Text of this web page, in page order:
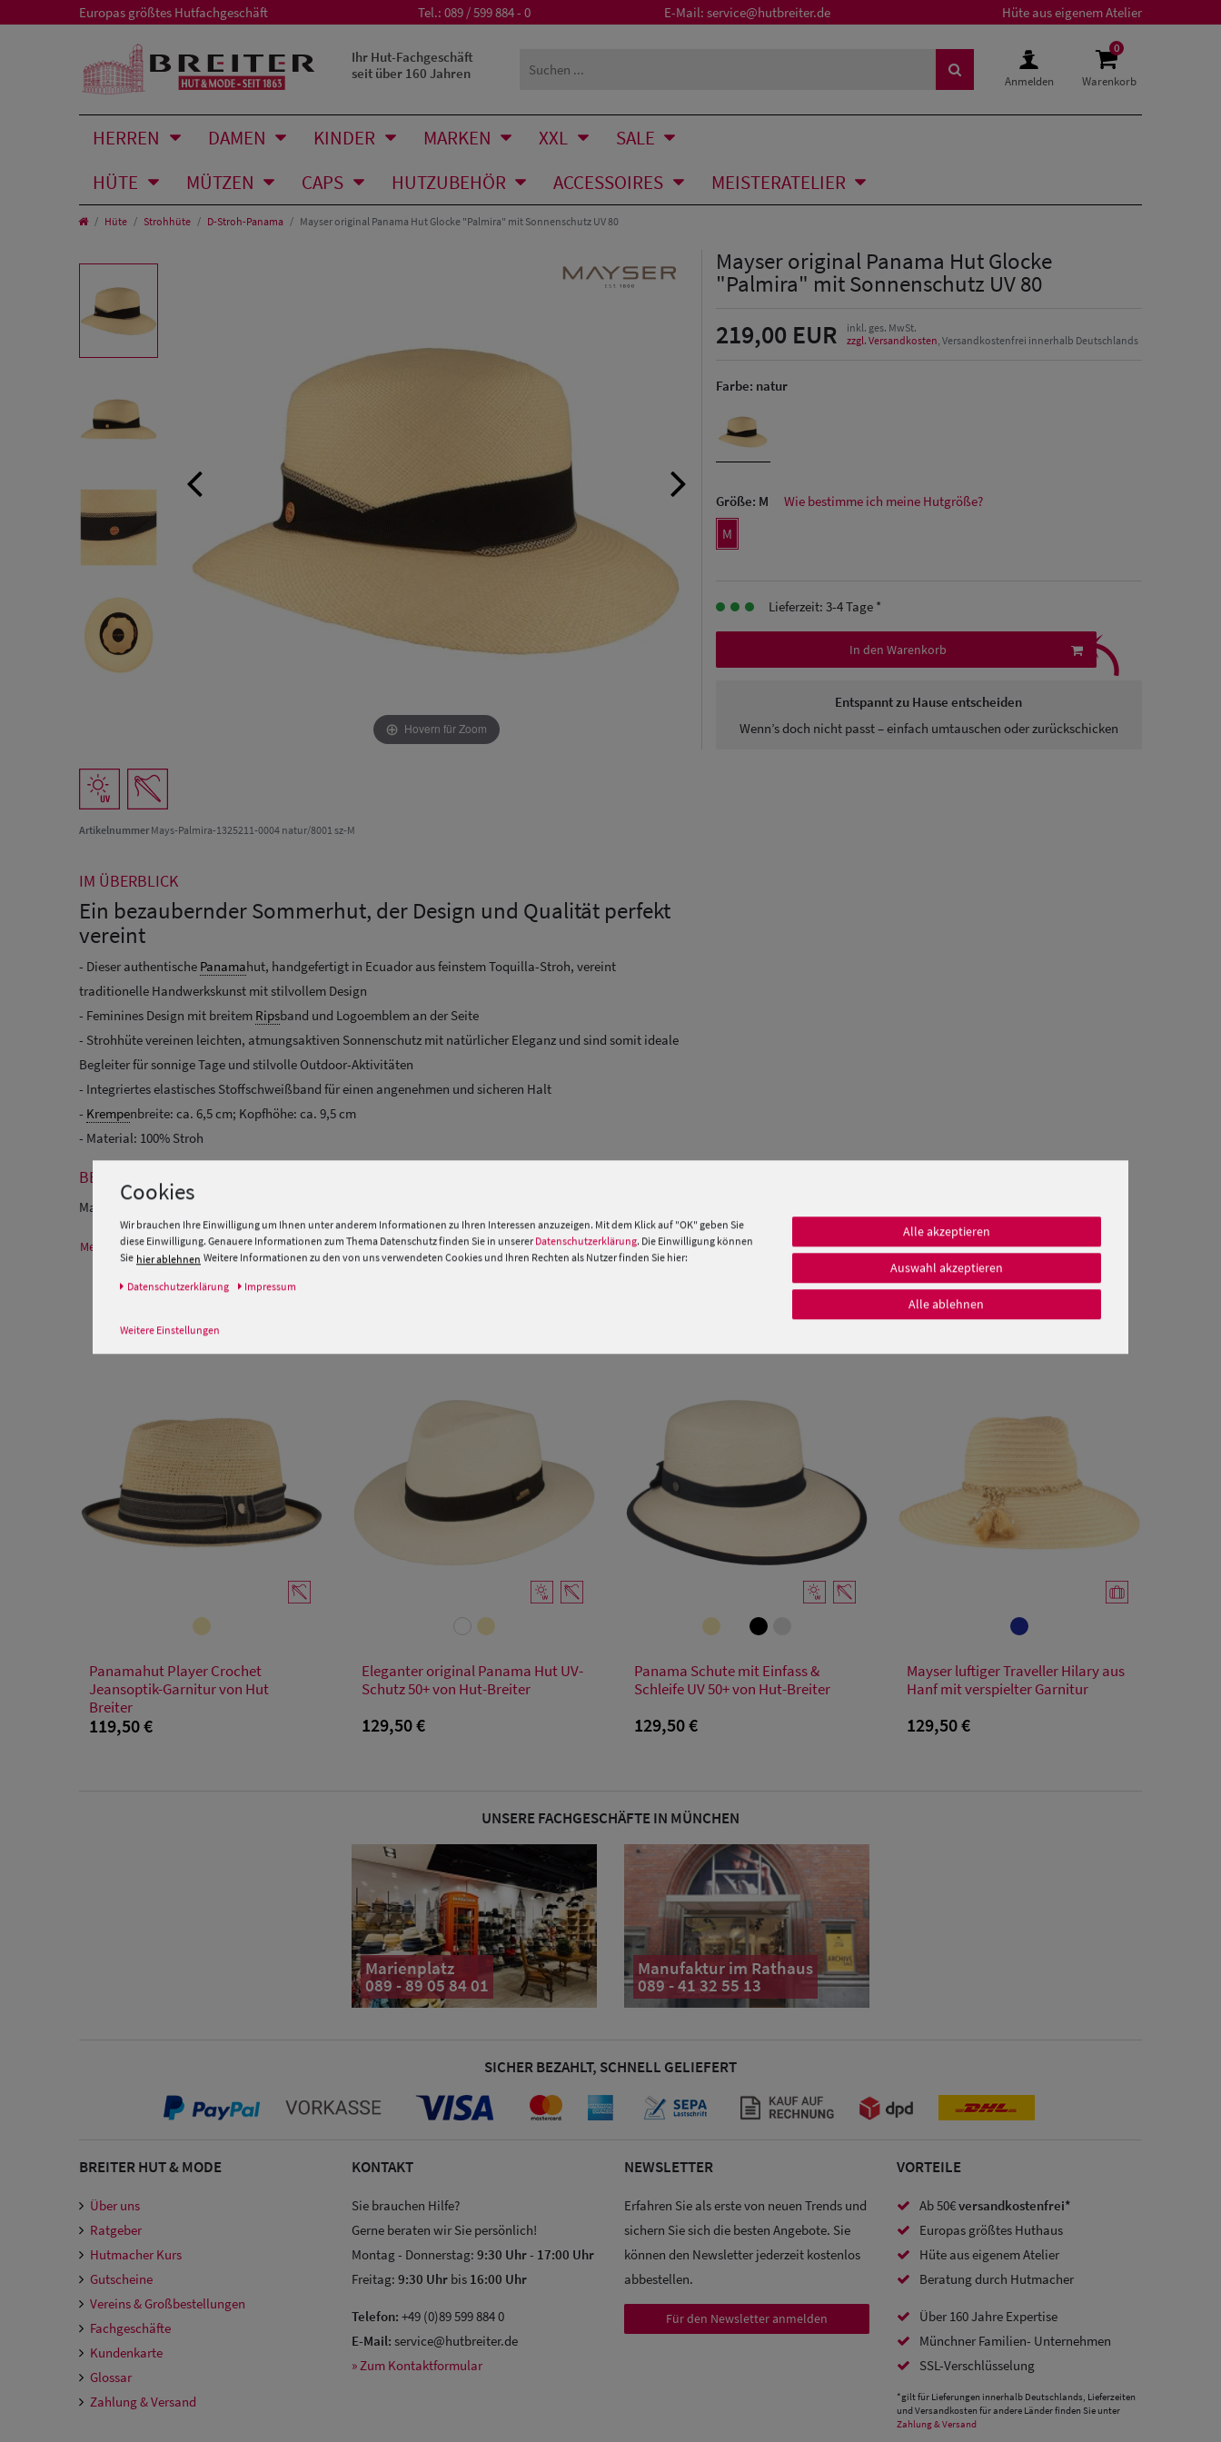
Europas größtes Hutfachgeschäft Tel.: 089 / 599 884 - 0 E-Mail: service@hutbreiter.de Hüte aus eigenem Atelier
Ihr Hut-Fachgeschäft
seit über 160 Jahren
Anmelden
0
Warenkorb
HERREN DAMEN KINDER MARKEN XXL
SALE
HÜTE
MÜTZEN CAPS HUTZUBEHÖR ACCESSOIRES MEISTERATELIER
Hüte Strohhüte D-Stroh-Panama Mayser original Panama Hut Glocke "Palmira" mit Sonnenschutz UV 80
Hovern für Zoom
ArtikelnummerMays-Palmira-1325211-0004 natur/8001 sz-M
Mayser original Panama Hut Glocke
"Palmira" mit Sonnenschutz UV 80
219,00 EUR
inkl. ges. MwSt.
zzgl. Versandkosten, Versandkostenfrei innerhalb Deutschlands
Farbe: natur
Größe: M
Wie bestimme ich meine Hutgröße?
M
Lieferzeit: 3-4 Tage *
In den Warenkorb
Entspannt zu Hause entscheiden
Wenn’s doch nicht passt – einfach umtauschen oder zurückschicken
⤹
IM ÜBERBLICK
Ein bezaubernder Sommerhut, der Design und Qualität perfekt
vereint
- Dieser authentische Panamahut, handgefertigt in Ecuador aus feinstem Toquilla-Stroh, vereint
traditionelle Handwerkskunst mit stilvollem Design
- Feminines Design mit breitem Ripsband und Logoemblem an der Seite
- Strohhüte vereinen leichten, atmungsaktiven Sonnenschutz mit natürlicher Eleganz und sind somit ideale
Begleiter für sonnige Tage und stilvolle Outdoor-Aktivitäten
- Integriertes elastisches Stoffschweißband für einen angenehmen und sicheren Halt
- Krempenbreite: ca. 6,5 cm; Kopfhöhe: ca. 9,5 cm
- Material: 100% Stroh
BESCHREIBUNG
Mayser original
Mehr Informationen zum Hersteller und EU Verantwortlichen »
S M L
Panamahut Player Crochet
Jeansoptik-Garnitur von Hut
Breiter
119,50 €
S M L XL XXL
Eleganter original Panama Hut UV-
Schutz 50+ von Hut-Breiter
129,50 €
S M L
Panama Schute mit Einfass &
Schleife UV 50+ von Hut-Breiter
129,50 €
Einheitsgröße
Mayser luftiger Traveller Hilary aus
Hanf mit verspielter Garnitur
129,50 €
UNSERE FACHGESCHÄFTE IN MÜNCHEN
Marienplatz
089 - 89 05 84 01
Manufaktur im Rathaus
089 - 41 32 55 13
SICHER BEZAHLT, SCHNELL GELIEFERT
BREITER HUT & MODE
Über uns
Ratgeber
Hutmacher Kurs
Gutscheine
Vereins & Großbestellungen
Fachgeschäfte
Kundenkarte
Glossar
Zahlung & Versand
KONTAKT
Sie brauchen Hilfe?
Gerne beraten wir Sie persönlich!
Montag - Donnerstag: 9:30 Uhr- 17:00 Uhr
Freitag: 9:30 Uhr bis 16:00 Uhr
Telefon: +49 (0)89 599 884 0
E-Mail: service@hutbreiter.de
» Zum Kontaktformular
NEWSLETTER
Erfahren Sie als erste von neuen Trends und
sichern Sie sich die besten Angebote. Sie
können den Newsletter jederzeit kostenlos
abbestellen.
Für den Newsletter anmelden
VORTEILE
Ab 50€versandkostenfrei*
Europas größtes Huthaus
Hüte aus eigenem Atelier
Beratung durch Hutmacher
Über 160 Jahre Expertise
Münchner Familien- Unternehmen
SSL-Verschlüsselung
*gilt für Lieferungen innerhalb Deutschlands, Lieferzeiten
und Versandkosten für andere Länder finden Sie unter
Zahlung & Versand
Cookies
Wir brauchen Ihre Einwilligung um Ihnen unter anderem Informationen zu Ihren Interessen anzuzeigen. Mit dem Klick auf "OK" geben Sie
diese Einwilligung. Genauere Informationen zum Thema Datenschutz finden Sie in unserer Datenschutzerklärung. Die Einwilligung können
Sie hier ablehnen Weitere Informationen zu den von uns verwendeten Cookies und Ihren Rechten als Nutzer finden Sie hier:
Daten­schutz­erklärung Impressum
Weitere Einstellungen
Alle akzeptieren
Auswahl akzeptieren
Alle ablehnen